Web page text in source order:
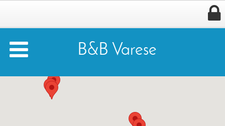

 B&B Varese